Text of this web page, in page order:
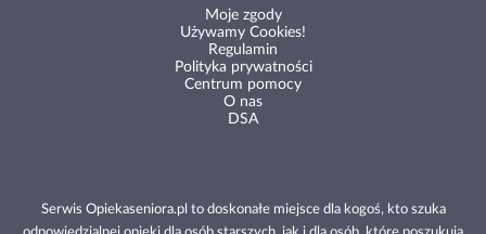
Moje zgody
Używamy Cookies!
Regulamin
Polityka prywatności
Centrum pomocy
O nas
DSA
Serwis Opiekaseniora.pl to doskonałe miejsce dla kogoś, kto szuka